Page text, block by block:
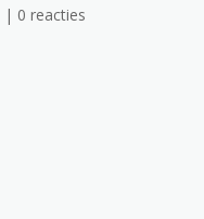
| 0 reacties